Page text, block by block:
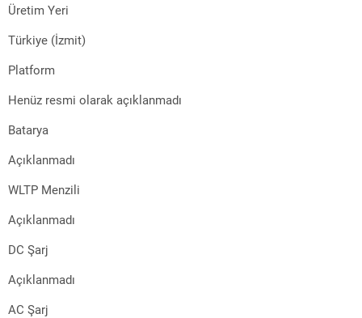
Üretim Yeri
Türkiye (İzmit)
Platform
Henüz resmi olarak açıklanmadı
Batarya
Açıklanmadı
WLTP Menzili
Açıklanmadı
DC Şarj
Açıklanmadı
AC Şarj